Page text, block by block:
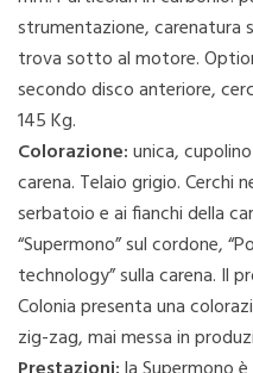
strumentazione, carenatura
trova sotto al motore.
secondo disco anteriore,
145 Kg.
Colorazione:unica,
carena. Telaio grigio. Cerchi
serbatoio e ai fianchi della
“Supermono” sul cordone,
technology” sulla carena. Il
Colonia presenta una
zig-zag, mai messa in